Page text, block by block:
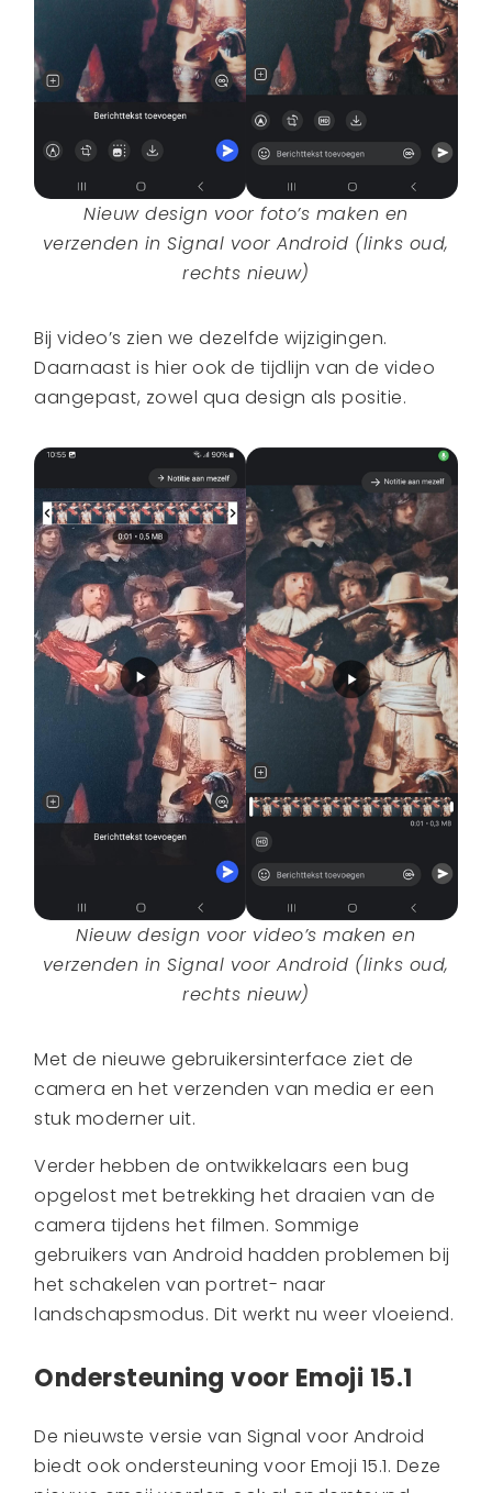
Nieuw design voor foto’s maken en
verzenden in Signal voor Android (links oud,
rechts nieuw)
Bij video’s zien we dezelfde wijzigingen.
Daarnaast is hier ook de tijdlijn van de video
aangepast, zowel qua design als positie.
Nieuw design voor video’s maken en
verzenden in Signal voor Android (links oud,
rechts nieuw)
Met de nieuwe gebruikersinterface ziet de
camera en het verzenden van media er een
stuk moderner uit.
Verder hebben de ontwikkelaars een bug
opgelost met betrekking het draaien van de
camera tijdens het filmen. Sommige
gebruikers van Android hadden problemen bij
het schakelen van portret- naar
landschapsmodus. Dit werkt nu weer vloeiend.
Ondersteuning voor Emoji 15.1
De nieuwste versie van Signal voor Android
biedt ook ondersteuning voor Emoji 15.1. Deze